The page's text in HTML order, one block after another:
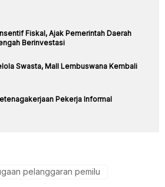
Fiskal, Ajak Pemerintah Daerah
Berinvestasi
Swasta, Mall Lembuswana Kembali
Pekerja Informal
pelanggaran pemilu